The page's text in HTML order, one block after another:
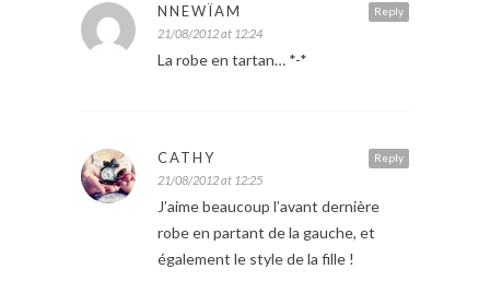
Reply
NNEWÏAM
21/08/2012 at 12:24
La robe en tartan… *-*
Reply
CATHY
21/08/2012 at 12:25
J’aime beaucoup l’avant dernière
robe en partant de la gauche, et
également le style de la fille !